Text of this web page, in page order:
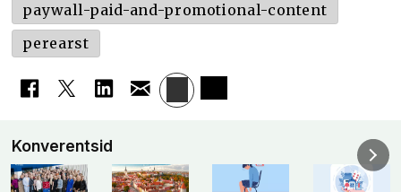
paywall-paid-and-promotional-content
perearst
Konverentsid